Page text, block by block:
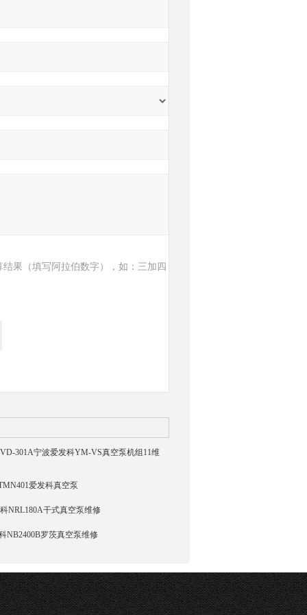
结果（填写阿拉伯数字），如：三加四
301A宁波爱发科YM-VS真空泵机组11维
爱发科真空泵
NRL180A干式真空泵维修
NB2400B罗茨真空泵维修